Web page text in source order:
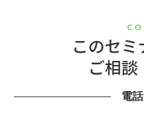
このセ
ご相
電